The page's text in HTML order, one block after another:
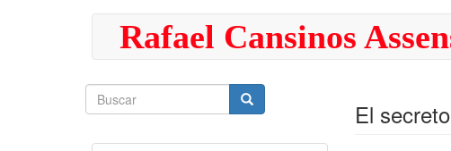
Rafael Cansinos
Buscar
Buscar
Buscar El